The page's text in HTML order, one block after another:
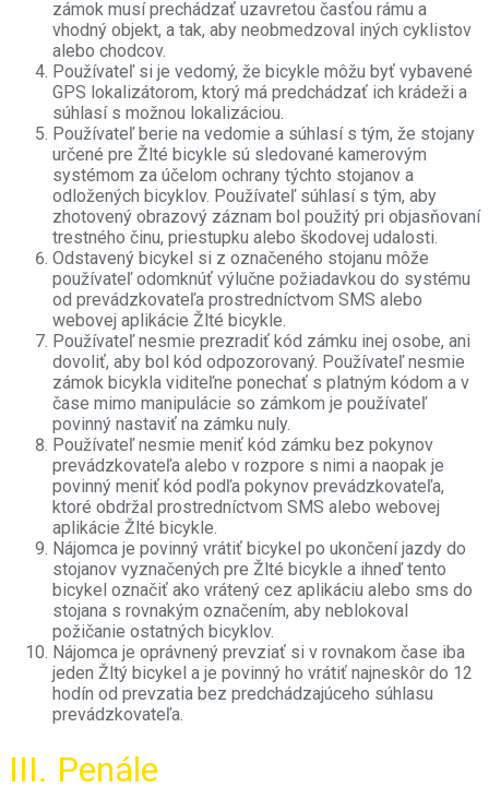
zámok musí prechádzať uzavretou časťou rámu a
vhodný objekt, a tak, aby neobmedzoval iných cyklistov
alebo chodcov.
Používateľ si je vedomý, že bicykle môžu byť vybavené
GPS lokalizátorom, ktorý má predchádzať ich krádeži a
súhlasí s možnou lokalizáciou.
Používateľ berie na vedomie a súhlasí s tým, že stojany
určené pre Žlté bicykle sú sledované kamerovým
systémom za účelom ochrany týchto stojanov a
odložených bicyklov. Používateľ súhlasí s tým, aby
zhotovený obrazový záznam bol použitý pri objasňovaní
trestného činu, priestupku alebo škodovej udalosti.
Odstavený bicykel si z označeného stojanu môže
používateľ odomknúť výlučne požiadavkou do systému
od prevádzkovateľa prostredníctvom SMS alebo
webovej aplikácie Žlté bicykle.
Používateľ nesmie prezradiť kód zámku inej osobe, ani
dovoliť, aby bol kód odpozorovaný. Používateľ nesmie
zámok bicykla viditeľne ponechať s platným kódom a v
čase mimo manipulácie so zámkom je používateľ
povinný nastaviť na zámku nuly.
Používateľ nesmie meniť kód zámku bez pokynov
prevádzkovateľa alebo v rozpore s nimi a naopak je
povinný meniť kód podľa pokynov prevádzkovateľa,
ktoré obdržal prostredníctvom SMS alebo webovej
aplikácie Žlté bicykle.
Nájomca je povinný vrátiť bicykel po ukončení jazdy do
stojanov vyznačených pre Žlté bicykle a ihneď tento
bicykel označiť ako vrátený cez aplikáciu alebo sms do
stojana s rovnakým označením, aby neblokoval
požičanie ostatných bicyklov.
Nájomca je oprávnený prevziať si v rovnakom čase iba
jeden Žltý bicykel a je povinný ho vrátiť najneskôr do 12
hodín od prevzatia bez predchádzajúceho súhlasu
prevádzkovateľa.
III. Penále